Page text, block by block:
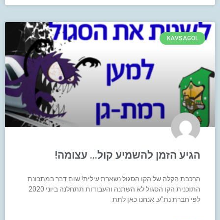
KAVSAGOL
הגיע הזמן להשמיע קול… עצומה!
הרכבת הקלה של הקו הסגול נשארת עילית! שום דבר במתכונת
התוכנית הקו הסגול לא השתנה והעבודות תתחלנה ביוני 2020
לפי חברת נת"ע. אנחנו כאן לתת